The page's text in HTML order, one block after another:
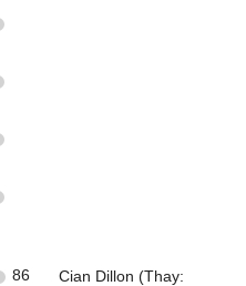
Cian Dillon (Thay:
86